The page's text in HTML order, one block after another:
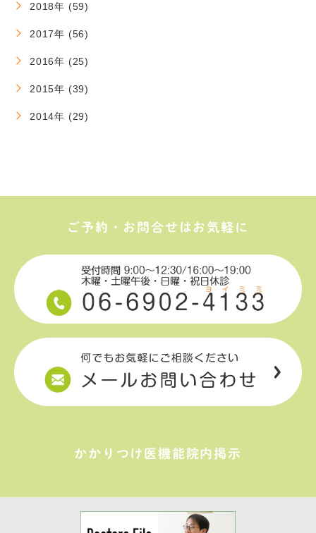
2018年 (59)
2017年 (56)
2016年 (25)
2015年 (39)
2014年 (29)
ご予約・お問合せはお気軽に
かかりつけ医機能院内掲示